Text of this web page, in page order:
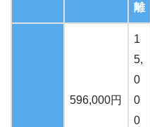
離
596,000円
1
5,
0
0
0